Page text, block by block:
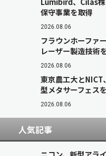
保守事業を取得
2026.08.06
フラウンホーファ
レーザー製造技術
2026.08.06
東京農工大と
型メタサーフェス
2026.08.06
人気記事